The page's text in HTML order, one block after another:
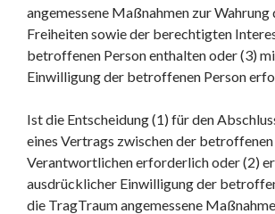
angemessene Maßnahmen zur Wahrung
Freiheiten sowie der berechtigten
betroffenen Person enthalten oder (3)
Einwilligung der betroffenen Person
Ist die Entscheidung (1) für den
eines Vertrags zwischen der betroffenen
Verantwortlichen erforderlich oder (2)
ausdrücklicher Einwilligung der
die TragTraum angemessene